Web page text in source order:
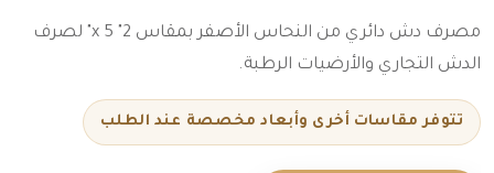
مصرف دش دائري من النحاس الأصفر بمقاس 2" x 5" لصرف
الدش التجاري والأرضيات الرطبة.
تتوفر مقاسات أخرى وأبعاد مخصصة عند الطلب